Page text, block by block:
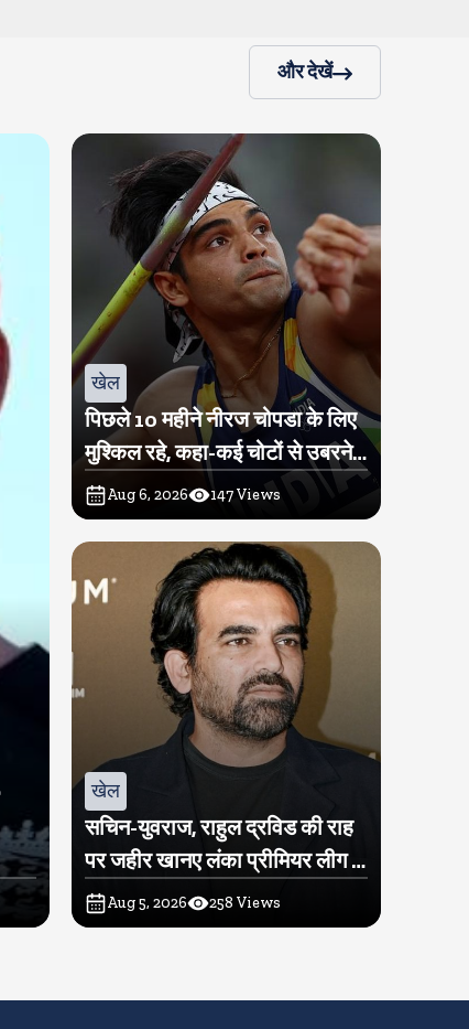
और देखें
खेल
पिछले 10 महीने नीरज चोपडा के लिए
मुश्किल रहे, कहा-कई चोटों से उबरने में
परेशानी हुई
Aug 6, 2026 147Views
खेल
सचिन-युवराज, राहुल द्रविड की राह
पर जहीर खानए लंका प्रीमियर लीग में
खरीदी टीम
Aug 5, 2026 258 Views